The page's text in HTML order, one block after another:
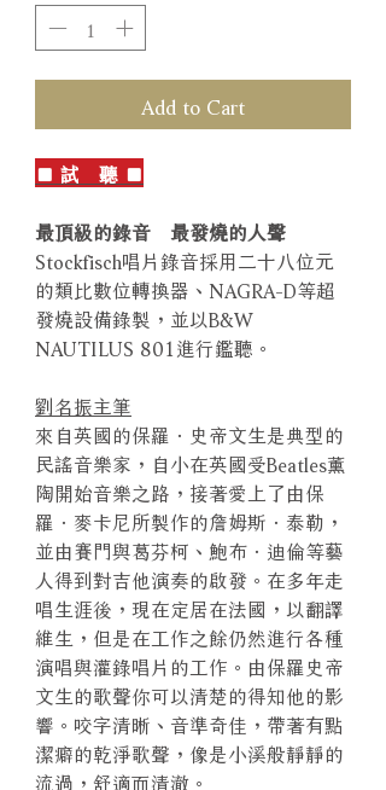
Add to Cart
■ 試 聽 ■
最頂級的錄音 最發燒的人聲
Stockfisch唱片錄音採用二十八位元
的類比數位轉換器、NAGRA-D等超
發燒設備錄製，並以B&W
NAUTILUS 801進行鑑聽。
劉名振主筆
來自英國的保羅．史帝文生是典型的
民謠音樂家，自小在英國受Beatles薰
陶開始音樂之路，接著愛上了由保
羅．麥卡尼所製作的詹姆斯．泰勒，
並由賽門與葛芬柯、鮑布．迪倫等藝
人得到對吉他演奏的啟發。在多年走
唱生涯後，現在定居在法國，以翻譯
維生，但是在工作之餘仍然進行各種
演唱與灌錄唱片的工作。由保羅史帝
文生的歌聲你可以清楚的得知他的影
響。咬字清晰、音準奇佳，帶著有點
潔癖的乾淨歌聲，像是小溪般靜靜的
流過，舒適而清澈。